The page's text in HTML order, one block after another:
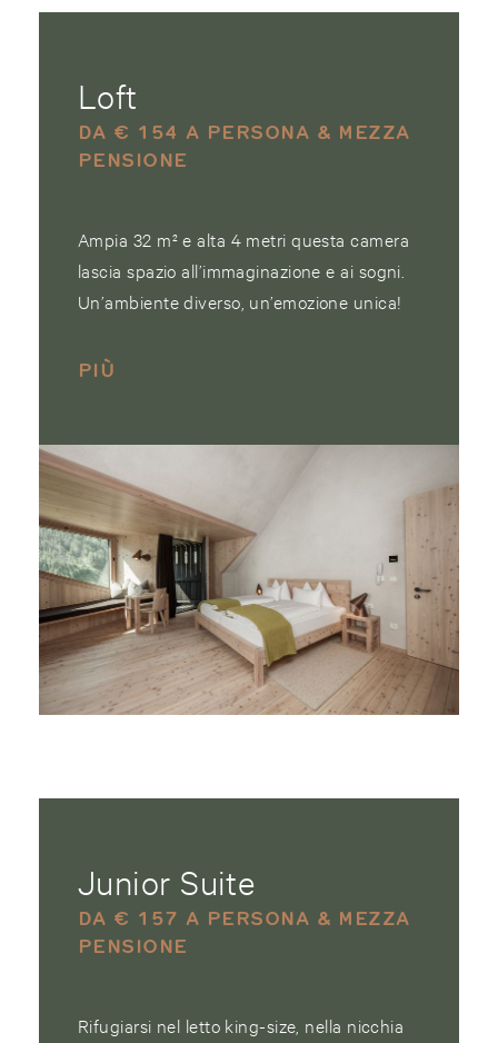
Loft
DA € 154 A PERSONA & MEZZA
PENSIONE
Ampia 32 m² e alta 4 metri questa camera
lascia spazio all’immaginazione e ai sogni.
Un’ambiente diverso, un’emozione unica!
PIÙ
Junior Suite
DA € 157 A PERSONA & MEZZA
PENSIONE
Rifugiarsi nel letto king-size, nella nicchia